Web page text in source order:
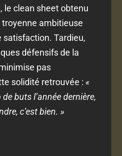
le clean sheet obtenu
ambitieuse
satisfaction. Tardieu,
défensifs de la
pas
solidité retrouvée : «
buts l’année dernière,
c’est bien. »